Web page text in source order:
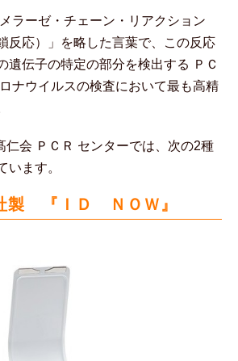
ラーゼ・チェーン・リアクション
反応）」を略した言葉で、この反応
遺伝子の特定の部分を検出する ＰＣ
ナウイルスの検査において最も高精
仁会 ＰＣＲ センターでは、次の2種
います。
『ＩＤ ＮＯＷ』